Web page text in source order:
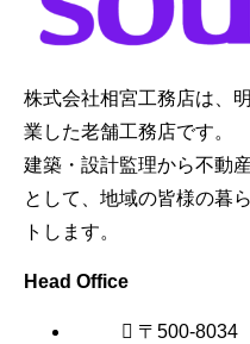
株式会社相宮工務店は、
業した老舗工務店です。
建築・設計監理から不動
として、地域の皆様の暮
トします。
Head Office
〒500-8034